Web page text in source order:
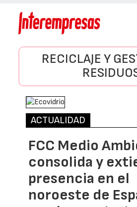
RECICLAJE Y
ACTUALIDAD
FCC Medio
consolida y
presencia en el
noroeste de